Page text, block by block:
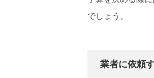
でしょう。
業者に依頼